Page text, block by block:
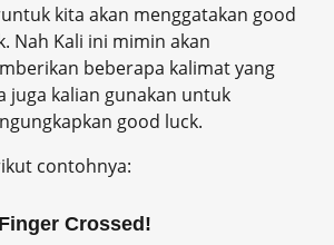
kita akan menggatakan good
Nah Kali ini mimin akan
beberapa kalimat yang
juga kalian gunakan untuk
good luck.
contohnya:
Crossed!